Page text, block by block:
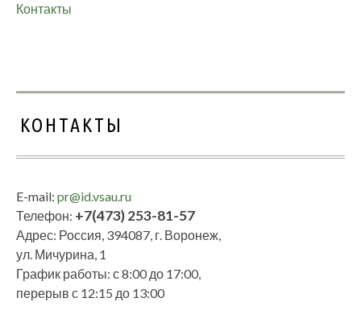
Контакты
КОНТАКТЫ
E-mail: pr@id.vsau.ru
Телефон: +7(473) 253-81-57
Адрес: Россия, 394087, г. Воронеж,
ул. Мичурина, 1
График работы: с 8:00 до 17:00,
перерыв с 12:15 до 13:00